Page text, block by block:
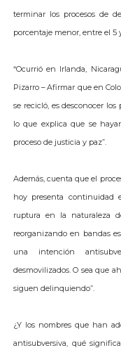
terminar los procesos de
porcentaje menor, entre el 5
“Ocurrió en Irlanda,
Pizarro – Afirmar que en
se recicló, es desconocer
lo que explica que se
proceso de justicia y paz”.
Además, cuenta que el
hoy presenta continuidad
ruptura en la naturaleza
reorganizando en bandas
una intención
desmovilizados. O sea que
siguen delinquiendo”.
¿Y los nombres que han
antisubversiva, qué